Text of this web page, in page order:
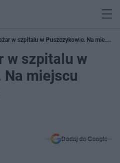
w szpitalu w Puszczykowie. Na miejscu
w szpitalu w
Na miejscu
Dodaj do Google